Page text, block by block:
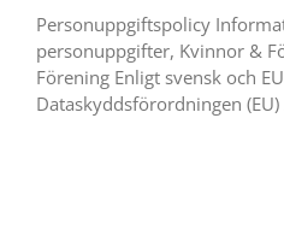
Personuppgiftspolicy
personuppgifter, Kvinnor &
Förening Enligt svensk och
Dataskyddsförordningen